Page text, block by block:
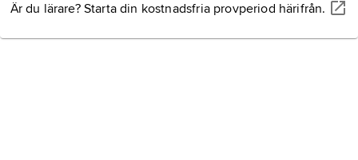
Är du lärare? Starta din kostnadsfria provperiod härifrån.